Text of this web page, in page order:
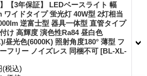
】【3年保証】 LEDベースライト 幅
ワイドタイプ 蛍光灯 40W型 2灯相当
逆富士型 器具一体型 直管タイプ
け 高輝度 演色性Ra84 昼白色
昼光色(6000K) 照射角度180° 薄型 フ
フリー ノイズレス 同梱不可 [BL-XL-
(税込)